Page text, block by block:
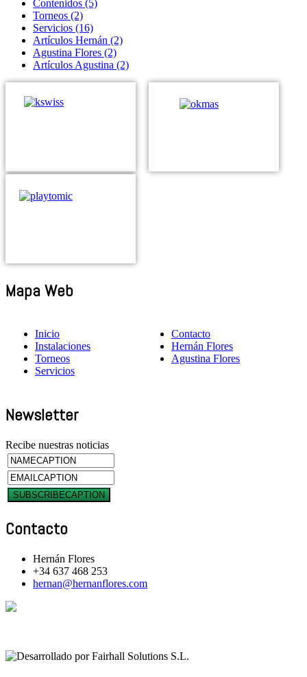
Contenidos (5)
Torneos (2)
Servicios (16)
Artículos Hernán (2)
Agustina Flores (2)
Artículos Agustina (2)
Mapa Web
Inicio
Instalaciones
Torneos
Servicios
Contacto
Hernán Flores
Agustina Flores
Newsletter
Recibe nuestras noticias
Contacto
Hernán Flores
+34 637 468 253
hernan@hernanflores.com